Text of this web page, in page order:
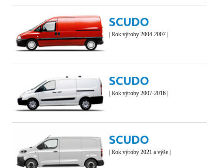
SCUDO
| Rok výroby 2004-2007 |
SCUDO
| Rok výroby 2007-2016 |
SCUDO
| Rok výroby 2021 a výše |